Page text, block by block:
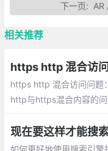
下一页: AR
相关推荐
https http 混合访问问题
http与https混合内容的
如何更好地使用搜索引